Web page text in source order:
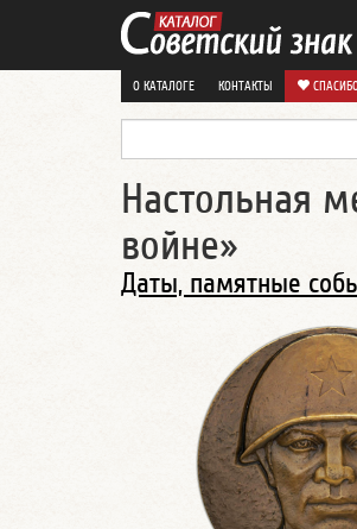
О КАТАЛОГЕ КОНТАКТЫ
Настольная
войне»
Даты, памятные